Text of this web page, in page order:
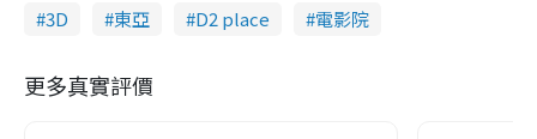
3D
東亞 D2 place 電影院
更多真實評價